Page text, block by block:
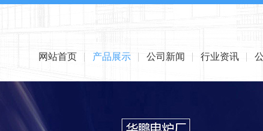
网站首页 产品展示 公司新闻 行业资讯